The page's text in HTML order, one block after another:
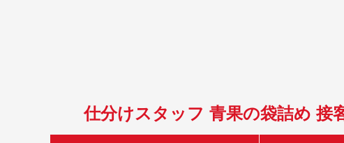
仕分けスタッフ 青果の袋詰め 接